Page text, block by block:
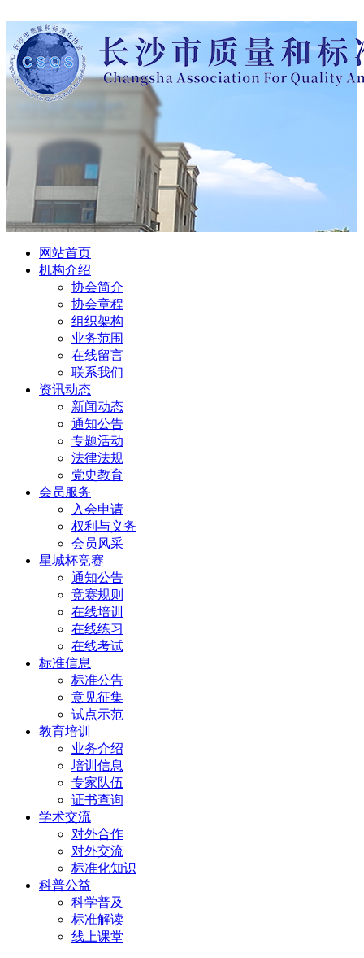
网站首页
机构介绍
协会简介
协会章程
组织架构
业务范围
在线留言
联系我们
资讯动态
新闻动态
通知公告
专题活动
法律法规
党史教育
会员服务
入会申请
权利与义务
会员风采
星城杯竞赛
通知公告
竞赛规则
在线培训
在线练习
在线考试
标准信息
标准公告
意见征集
试点示范
教育培训
业务介绍
培训信息
专家队伍
证书查询
学术交流
对外合作
对外交流
标准化知识
科普公益
科学普及
标准解读
线上课堂